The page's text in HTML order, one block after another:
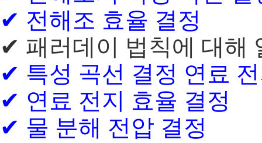
✔ 전해조 효율 결정
✔ 패러데이 법칙에 대해
✔ 특성 곡선 결정 연료
✔ 연료 전지 효율 결정
✔ 물 분해 전압 결정